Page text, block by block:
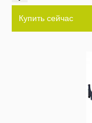
Купить сейчас